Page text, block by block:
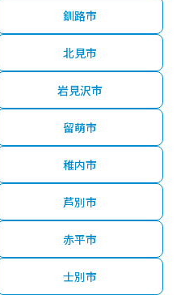
釧路市
北見市
岩見沢市
留萌市
稚内市
芦別市
赤平市
士別市